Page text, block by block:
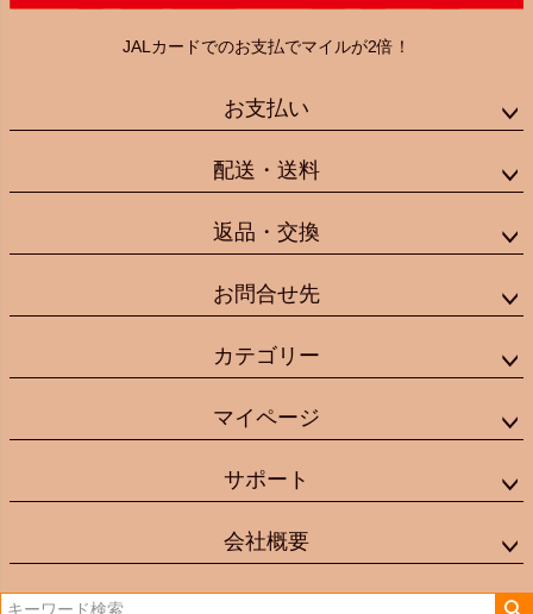
JALカードでのお支払でマイルが2倍！
お支払い
配送・送料
返品・交換
お問合せ先
カテゴリー
マイページ
サポート
会社概要